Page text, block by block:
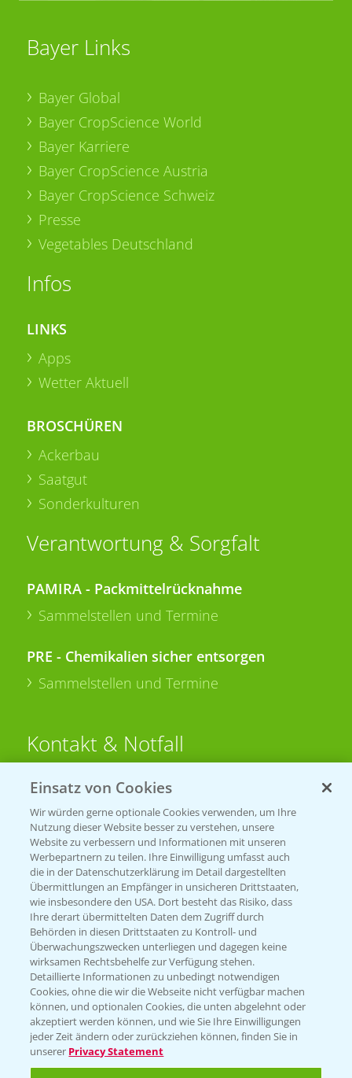
Bayer Links
Bayer Global
Bayer CropScience World
Bayer Karriere
Bayer CropScience Austria
Bayer CropScience Schweiz
Presse
Vegetables Deutschland
Infos
LINKS
Apps
Wetter Aktuell
BROSCHÜREN
Ackerbau
Saatgut
Sonderkulturen
Verantwortung & Sorgfalt
PAMIRA - Packmittelrücknahme
Sammelstellen und Termine
PRE - Chemikalien sicher entsorgen
Sammelstellen und Termine
Kontakt & Notfall
Beratung auf WhatsApp
T.+49 (0)174 346 564 1
KONTAKT
Hilfe in Notfällen
T.+49 (0)214/30-20220
Folgen Sie uns
Einsatz von Cookies
Wir würden gerne optionale Cookies verwenden, um Ihre
Nutzung dieser Website besser zu verstehen, unsere
Website zu verbessern und Informationen mit unseren
Werbepartnern zu teilen. Ihre Einwilligung umfasst auch
die in der Datenschutzerklärung im Detail dargestellten
Übermittlungen an Empfänger in unsicheren Drittstaaten,
wie insbesondere den USA. Dort besteht das Risiko, dass
Ihre derart übermittelten Daten dem Zugriff durch
Behörden in diesen Drittstaaten zu Kontroll- und
Überwachungszwecken unterliegen und dagegen keine
wirksamen Rechtsbehelfe zur Verfügung stehen.
Detaillierte Informationen zu unbedingt notwendigen
Cookies, ohne die wir die Webseite nicht verfügbar machen
können, und optionalen Cookies, die unten abgelehnt oder
akzeptiert werden können, und wie Sie Ihre Einwilligungen
jeder Zeit ändern oder zurückziehen können, finden Sie in
unserer Privacy Statement